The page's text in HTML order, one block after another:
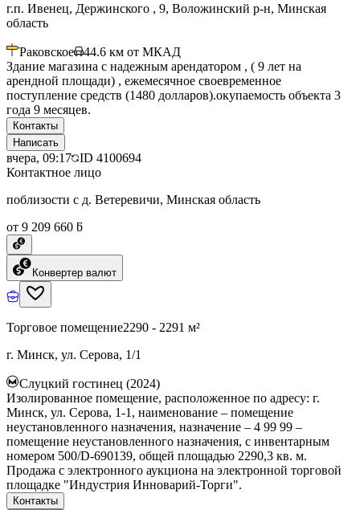
г.п. Ивенец, Держинского , 9, Воложинский р-н, Минская
область
Раковское 44.6 км от МКАД
Здание магазина с надежным арендатором , ( 9 лет на
арендной площади) , ежемесячное своевременное
поступление средств (1480 долларов).окупаемость объекта 3
года 9 месяцев.
Контакты
Написать
вчера, 09:17 ID 4100694
Контактное лицо
поблизости с д. Ветеревичи, Минская область
от 9 209 660 ƃ
Конвертер валют
Торговое помещение2290 - 2291 м²
г. Минск, ул. Серова, 1/1
Слуцкий гостинец (2024)
Изолированное помещение, расположенное по адресу: г.
Минск, ул. Серова, 1-1, наименование – помещение
неустановленного назначения, назначение – 4 99 99 –
помещение неустановленного назначения, с инвентарным
номером 500/D-690139, общей площадью 2290,3 кв. м.
Продажа с электронного аукциона на электронной торговой
площадке "Индустрия Инноварий-Торги".
Контакты